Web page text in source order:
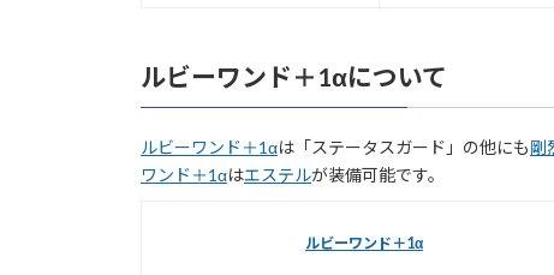
ルビーワンド＋1αについて
ルビーワンド＋1αは「ステータスガード」の他にも剛
ワンド＋1αはエステルが装備可能です。
ルビーワンド＋1α